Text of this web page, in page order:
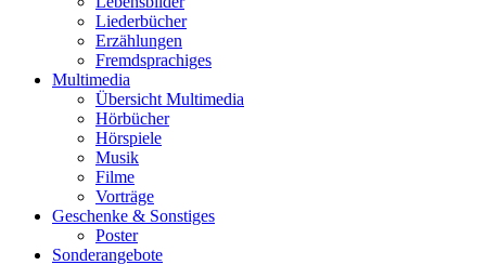
Liederbücher
Erzählungen
Fremdsprachiges
Multimedia
Übersicht Multimedia
Hörbücher
Hörspiele
Musik
Filme
Vorträge
Geschenke & Sonstiges
Poster
Sonderangebote